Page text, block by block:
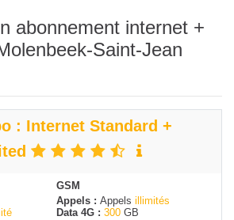
abonnement internet +
Saint-Jean
: Internet Standard +
GSM
Appels : Appels illimités
Data 4G : 300 GB